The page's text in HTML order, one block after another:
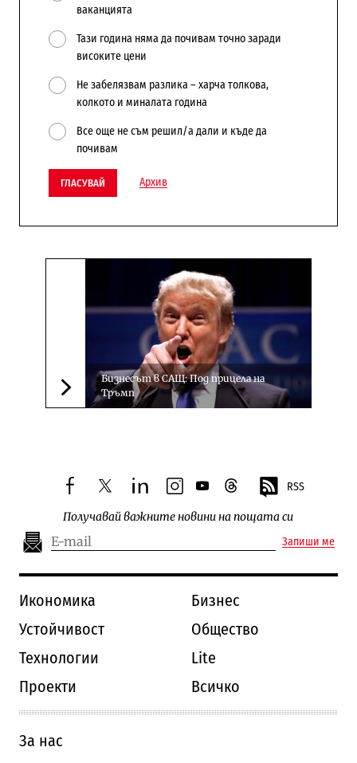
ваканцията
Тази година няма да почивам точно заради
високите цени
Не забелязвам разлика – харча толкова,
колкото и миналата година
Все още не съм решил/а дали и къде да
почивам
ГЛАСУВАЙ Архив
Следваща новина
Бизнесът в САЩ: Под прицела на
Тръмп
facebooktwitterlinkedininstagram
youtubethreads RSS
Получавай важните новини на пощата си
Запиши ме
Икономика
Бизнес
Устойчивост
Общество
Технологии
Lite
Проекти
Всичко
За нас